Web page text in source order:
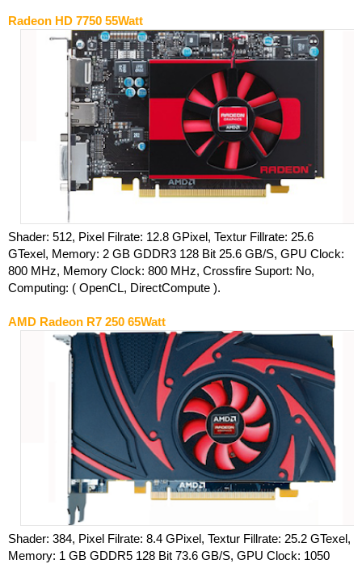
Radeon HD 7750 55Watt
Shader: 512, Pixel Filrate: 12.8 GPixel, Textur Fillrate: 25.6
GTexel, Memory: 2 GB GDDR3 128 Bit 25.6 GB/S, GPU Clock:
800 MHz, Memory Clock: 800 MHz, Crossfire Suport: No,
Computing: ( OpenCL, DirectCompute ).
AMD Radeon R7 250 65Watt
Shader: 384, Pixel Filrate: 8.4 GPixel, Textur Fillrate: 25.2 GTexel,
Memory: 1 GB GDDR5 128 Bit 73.6 GB/S, GPU Clock: 1050